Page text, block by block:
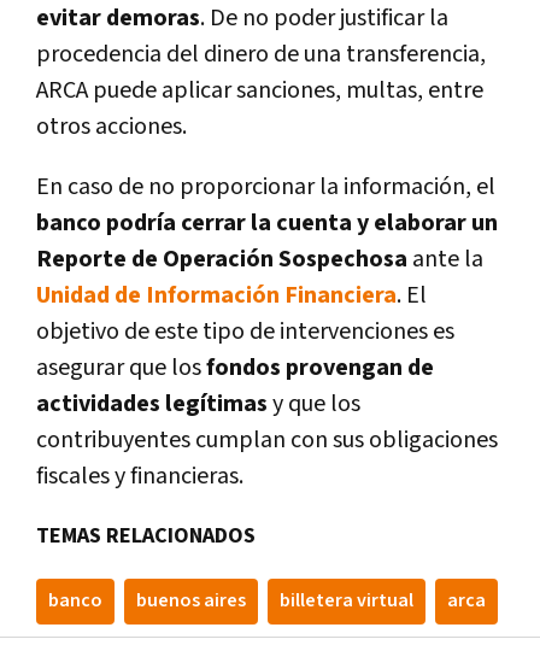
evitar demoras. De no poder justificar la
procedencia del dinero de una transferencia,
ARCA puede aplicar sanciones, multas, entre
otros acciones.
En caso de no proporcionar la información, el
banco podría cerrar la cuenta y elaborar un
Reporte de Operación Sospechosa ante la
Unidad de Información Financiera. El
objetivo de este tipo de intervenciones es
asegurar que losfondos provengan de
actividades legítimasy que los
contribuyentes cumplan con sus obligaciones
fiscales y financieras.
TEMAS RELACIONADOS
banco buenos aires billetera virtual arca